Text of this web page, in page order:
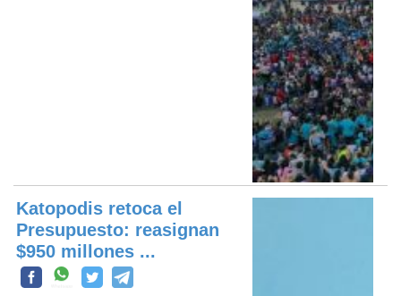
Katopodis retoca el
Presupuesto: reasignan
$950 millones ...